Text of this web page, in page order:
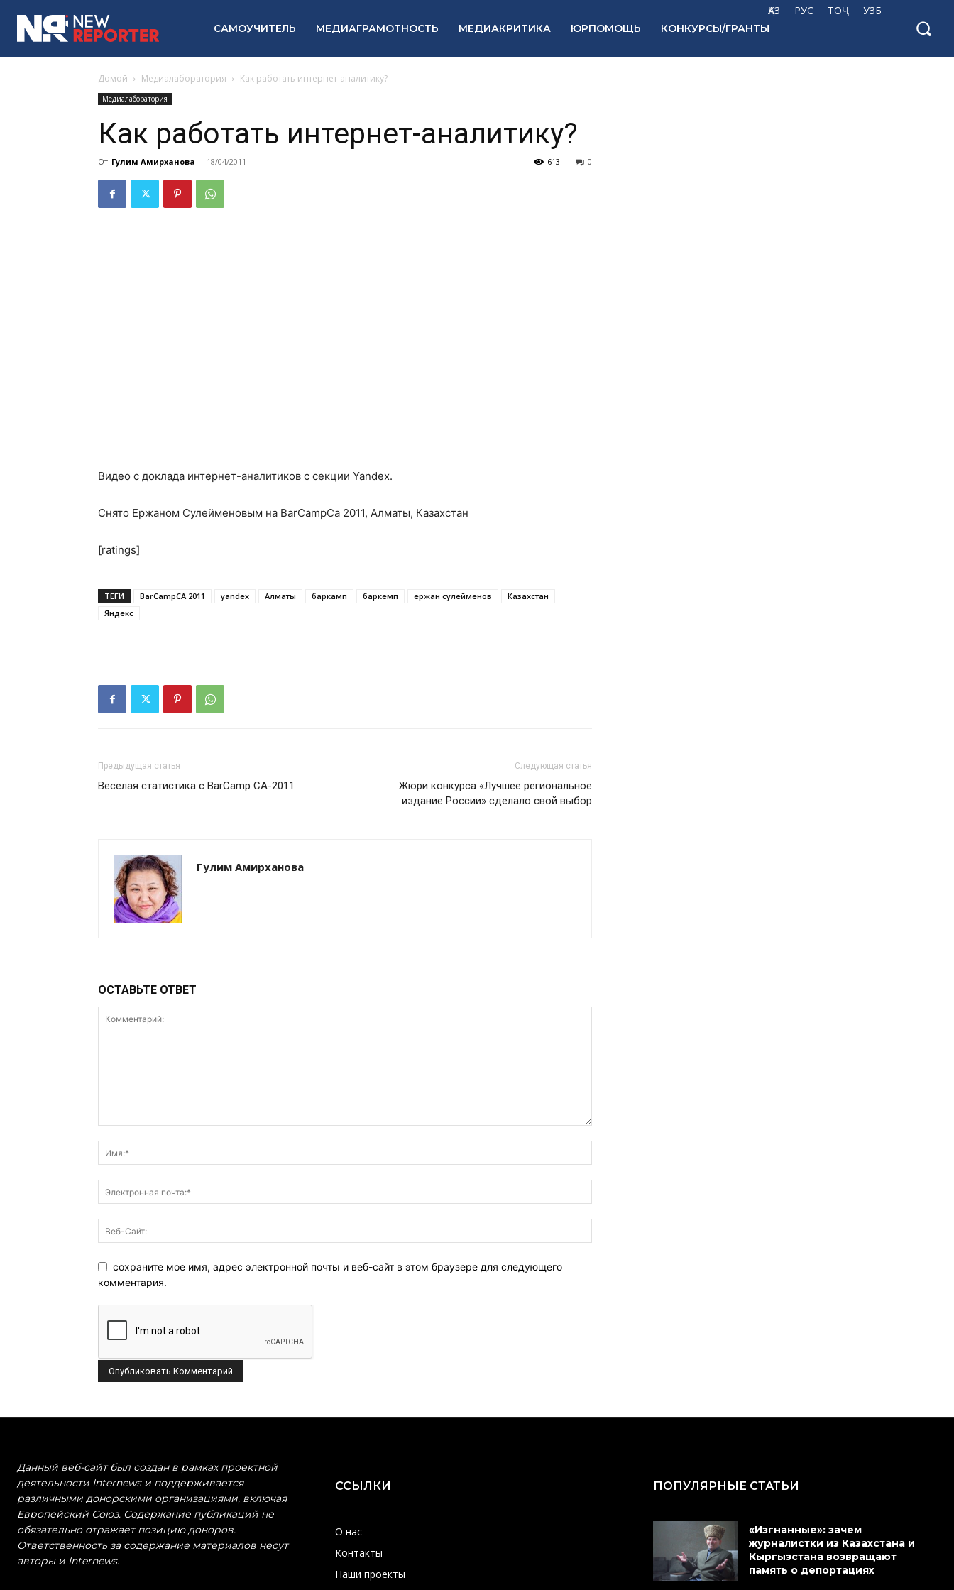
ҚАЗ РУС ТОҶ УЗБ
САМОУЧИТЕЛЬ МЕДИАГРАМОТНОСТЬ МЕДИАКРИТИКА ЮРПОМОЩЬ КОНКУРСЫ/ГРАНТЫ
Домой Медиалаборатория Как работать интернет-аналитику?
Медиалаборатория
Как работать интернет-аналитику?
От Гулим Амирханова - 18/04/2011 0
613
Видео с доклада интернет-аналитиков с секции Yandex.
Снято Ержаном Сулейменовым на BarCampCa 2011, Алматы, Казахстан
[ratings]
ТЕГИ BarCampCA 2011 yandex Алматы баркамп баркемп ержан сулейменов
Казахстан
Яндекс
Предыдущая статья
Веселая статистика с BarCamp CA-2011
Следующая статья
Жюри конкурса «Лучшее региональное
издание России» сделало свой выбор
Гулим Амирханова
ОСТАВЬТЕ ОТВЕТ
сохраните мое имя, адрес электронной почты и веб-сайт в этом браузере для следующего
комментария.
Данный веб-сайт был создан в рамках проектной
деятельности Internews и поддерживается
различными донорскими организациями, включая
Европейский Союз. Содержание публикаций не
обязательно отражает позицию доноров.
Ответственность за содержание материалов несут
авторы и Internews.
ССЫЛКИ
О нас
Контакты
Наши проекты
ПОПУЛЯРНЫЕ СТАТЬИ
«Изгнанные»: зачем
журналистки из Казахстана и
Кыргызстана возвращают
память о депортациях